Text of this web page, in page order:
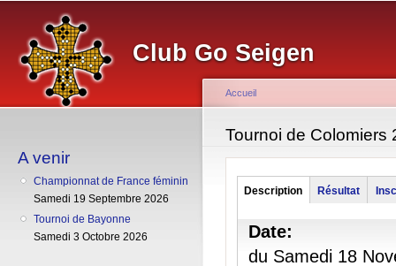
Club Go Seigen
A venir
Championnat de France féminin
Samedi 19 Septembre 2026
Tournoi de Bayonne
Samedi 3 Octobre 2026
Vous êtes ici
Accueil
Tournoi de Colomiers
Groupe
Description (onglet
Résultat
Date:
du Samedi 18